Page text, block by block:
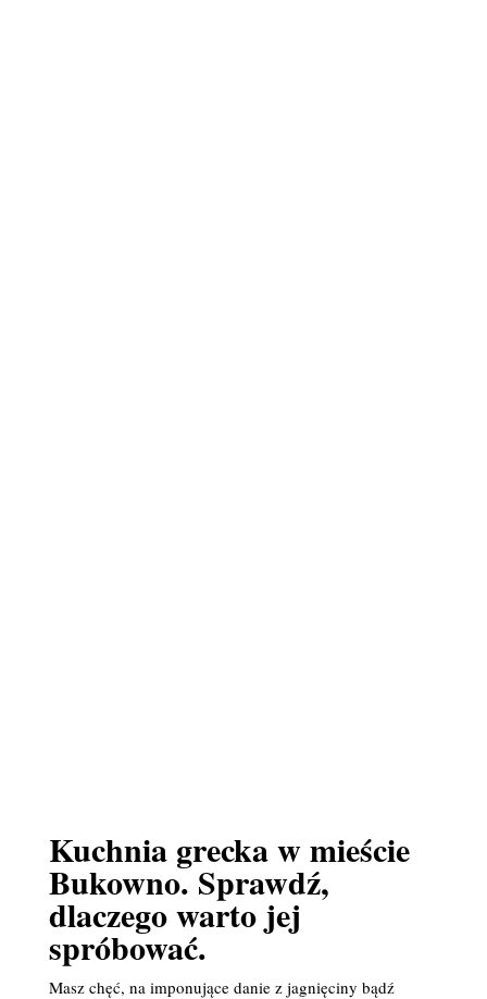
Kuchnia grecka w mieście
Bukowno. Sprawdź,
dlaczego warto jej
spróbować.
Masz chęć, na imponujące danie z jagnięciny bądź